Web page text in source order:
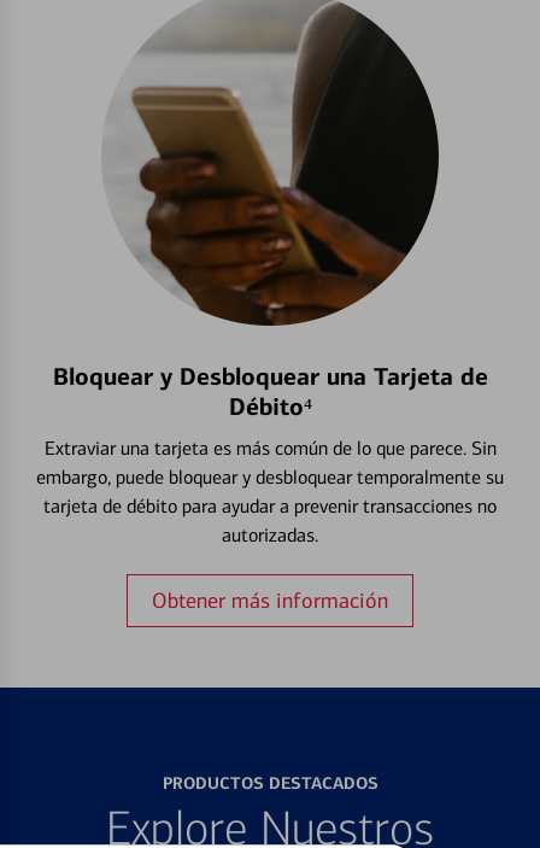
Bloquear y Desbloquear una Tarjeta de
Débito⁴
Extraviar una tarjeta es más común de lo que parece. Sin
embargo, puede bloquear y desbloquear temporalmente su
tarjeta de débito para ayudar a prevenir transacciones no
autorizadas.
Obtener más información
PRODUCTOS DESTACADOS
Explore Nuestros